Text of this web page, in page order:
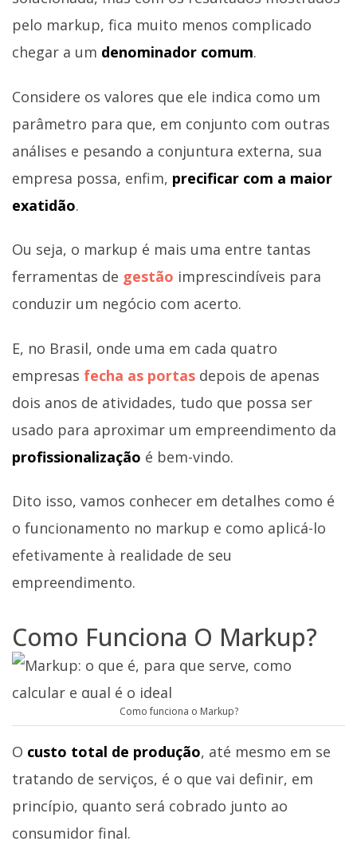
pelo markup, fica muito menos complicado
chegar a um denominador comum.
Considere os valores que ele indica como um
parâmetro para que, em conjunto com outras
análises e pesando a conjuntura externa, sua
empresa possa, enfim, precificar com a maior
exatidão.
Ou seja, o markup é mais uma entre tantas
ferramentas de gestão imprescindíveis para
conduzir um negócio com acerto.
E, no Brasil, onde uma em cada quatro
empresas fecha as portas depois de apenas
dois anos de atividades, tudo que possa ser
usado para aproximar um empreendimento da
profissionalização é bem-vindo.
Dito isso, vamos conhecer em detalhes como é
o funcionamento no markup e como aplicá-lo
efetivamente à realidade de seu
empreendimento.
Como Funciona O Markup?
Como funciona o Markup?
O custo total de produção, até mesmo em se
tratando de serviços, é o que vai definir, em
princípio, quanto será cobrado junto ao
consumidor final.